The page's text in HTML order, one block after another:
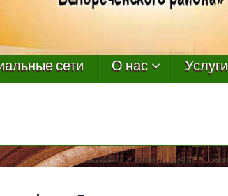
сети О нас Услуги